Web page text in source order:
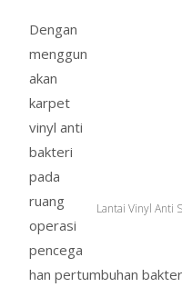
Lantai Vinyl Anti
Dengan
menggun
akan
karpet
vinyl anti
bakteri
pada
ruang
operasi
pencega
han pertumbuhan